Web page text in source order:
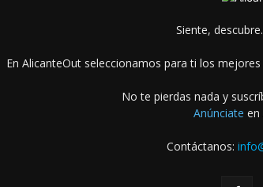
Siente,
En AlicanteOut seleccionamos para ti los
No te pierdas nada y
Anúnciate en
Contáctanos: